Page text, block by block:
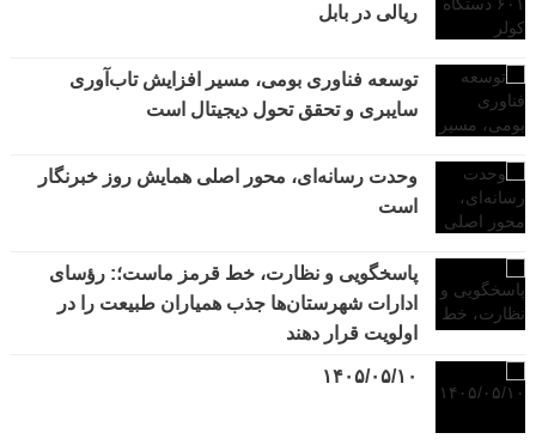
ریالی در بابل
توسعه فناوری بومی، مسیر افزایش تاب‌آوری
سایبری و تحقق تحول دیجیتال است
وحدت رسانه‌ای، محور اصلی همایش روز خبرنگار
است
پاسخگویی و نظارت، خط قرمز ماست؛: رؤسای
ادارات شهرستان‌ها جذب همیاران طبیعت را در
اولویت قرار دهند
۱۴۰۵/۰۵/۱۰